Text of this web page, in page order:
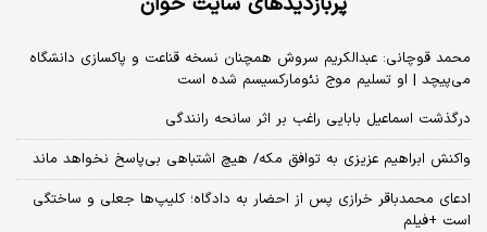
محمد قوچانی: عبدالکریم سروش همچنان نسخه قناعت و پاکسازی دانشگاه
می‌پیچد | او تسلیم موج نئومارکسیسم شده است
درگذشت اسماعیل بابایی راغب بر اثر سانحه رانندگی
واکنش ابراهیم عزیزی به توافق مکه/ هیچ اشتباهی بی‌پاسخ نخواهد ماند
ادعای محمدباقر خرازی پس از احضار به دادگاه؛ کلیپ‌ها جعلی و ساختگی
است +فیلم